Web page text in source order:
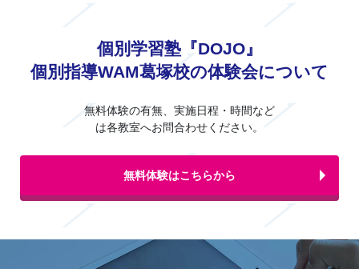
個別学習塾『DOJO』
個別指導WAM葛塚校の体験会について
無料体験の有無、実施日程・時間など
は各教室へお問合わせください。
無料体験はこちらから